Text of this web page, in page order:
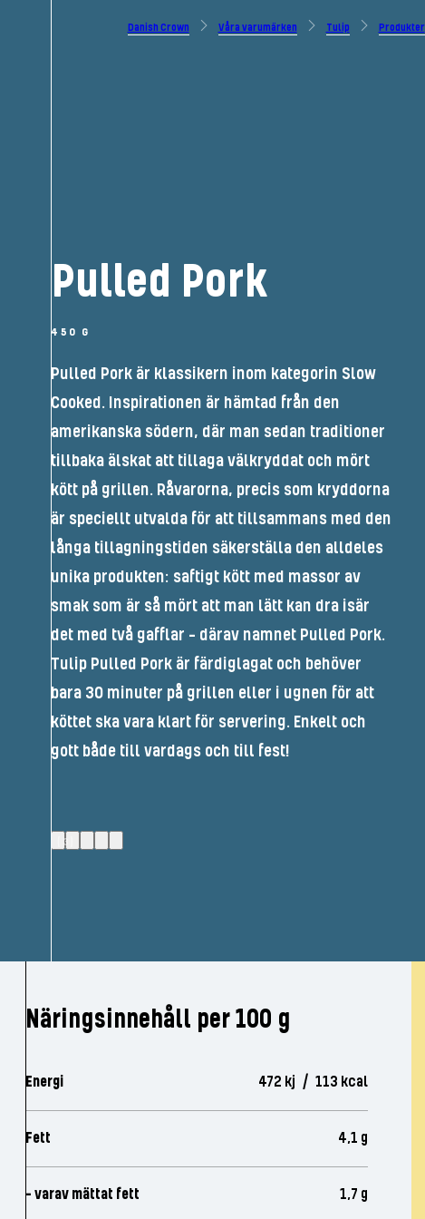
Danish Crown Våra varumärken Tulip Produkter
Pulled Pork
450 G
Pulled Pork är klassikern inom kategorin Slow
Cooked. Inspirationen är hämtad från den
amerikanska södern, där man sedan traditioner
tillbaka älskat att tillaga välkryddat och mört
kött på grillen. Råvarorna, precis som kryddorna
är speciellt utvalda för att tillsammans med den
långa tillagningstiden säkerställa den alldeles
unika produkten: saftigt kött med massor av
smak som är så mört att man lätt kan dra isär
det med två gafflar – därav namnet Pulled Pork.
Tulip Pulled Pork är färdiglagat och behöver
bara 30 minuter på grillen eller i ugnen för att
köttet ska vara klart för servering. Enkelt och
gott både till vardags och till fest!
(3)
Näringsinnehåll per 100 g
Energi 472 kj / 113 kcal
Fett 4,1 g
- varav mättat fett 1,7 g